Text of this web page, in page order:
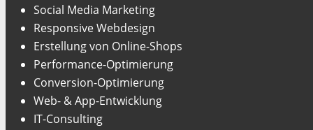
Social Media Marketing
Responsive Webdesign
Erstellung von Online-Shops
Performance-Optimierung
Conversion-Optimierung
Web- & App-Entwicklung
IT-Consulting